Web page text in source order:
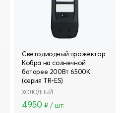
Светодиодный прожектор
Кобра на солнечной
батарее 200Вт 6500К
(серия TR-ES)
ХОЛОДНЫЙ
4950₽ / шт.